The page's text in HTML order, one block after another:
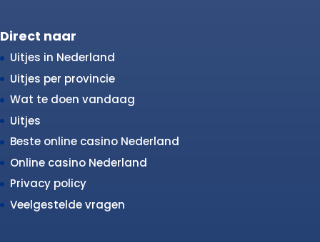
Direct naar
Uitjes in Nederland
Uitjes per provincie
Wat te doen vandaag
Uitjes
Beste online casino Nederland
Online casino Nederland
Privacy policy
Veelgestelde vragen